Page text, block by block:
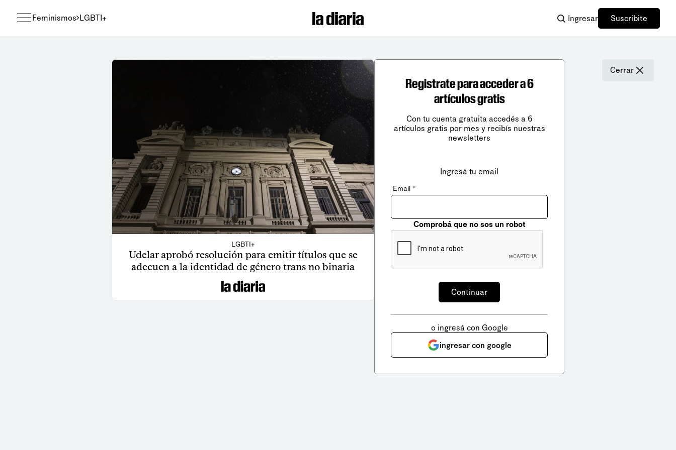
Feminismos LGBTI+ Ingresar Suscribite
LGBTI+
Udelar aprobó resolución para emitir títulos que se
adecuen a la identidad de género trans no binaria
Cerrar
Registrate para acceder a 6
artículos gratis
Con tu cuenta gratuita accedés a 6
artículos gratis por mes y recibís nuestras
newsletters
Ingresá tu email
Email *
Comprobá que no sos un robot
o ingresá con Google
ingresar con google